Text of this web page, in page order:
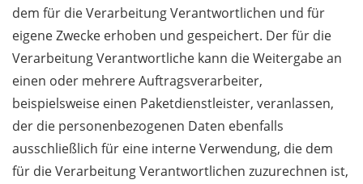
dem für die Verarbeitung Verantwortlichen und für
eigene Zwecke erhoben und gespeichert. Der für die
Verarbeitung Verantwortliche kann die Weitergabe an
einen oder mehrere Auftragsverarbeiter,
beispielsweise einen Paketdienstleister, veranlassen,
der die personenbezogenen Daten ebenfalls
ausschließlich für eine interne Verwendung, die dem
für die Verarbeitung Verantwortlichen zuzurechnen ist,